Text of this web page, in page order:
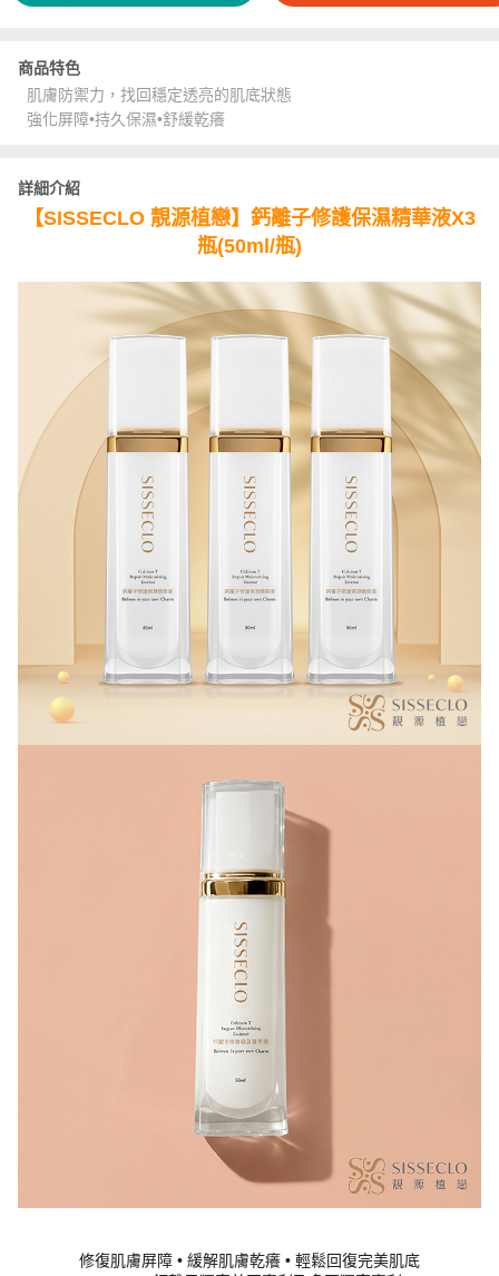
商品特色
肌膚防禦力，找回穩定透亮的肌底狀態
強化屏障•持久保濕•舒緩乾癢
詳細介紹
【SISSECLO 靚源植戀】鈣離子修護保濕精華液X3
瓶(50ml/瓶)
修復肌膚屏障 • 緩解肌膚乾癢 • 輕鬆回復完美肌底